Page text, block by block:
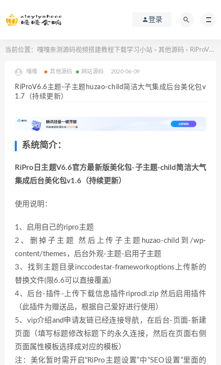
登录
当前位置： 嘎嘎亲测源码视频搭建教程下载学习小站 > 其他源码 > RiProV6.6主题-子主题huzao-child简洁大气集成后台美化包v1.7（持续更新）
嘎嘎 其他源码 网站源码 2020-06-09
RiProV6.6主题-子主题huzao-child简洁大气集成后台美化包v
1.7（持续更新）
系统简介：
RiPro日主题V6.6官方最新版美化包-子主题-child简洁大气
集成后台美化包v1.6（持续更新）
使用说明：
1、启用自己的ripro主题
2、删掉子主题 然后上传子主题huzao-child到/wp-
content/themes，后台外观-主题-启用子主题
3、找到主题目录inccodestar-frameworkoptions上传新的
替换文件(限6.6可以直接覆盖)
4、后台-插件-上传下载信息插件riprodl.zip 然后启用插件
（此插件为赠送品，根据自己爱好进行使用）
5、vip介绍and申请友链已经连接导航，在后台-页面-新建
页面（填写标题修改标题下的永久连接，然后在页面右侧
页面属性模板选择成对应的模板）
注：美化暂时需开启“RiPro主题设置”中“SEO设置”里面的